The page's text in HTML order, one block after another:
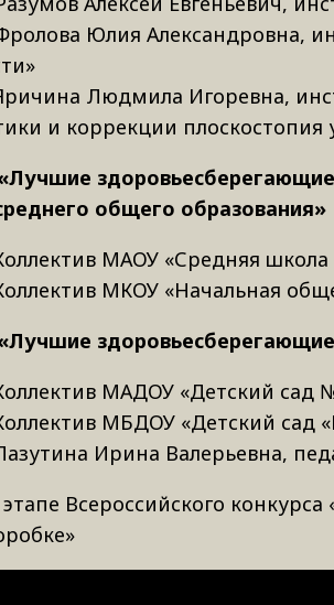
Юлия Александровна,
Людмила Игоревна,
и коррекции плоскостопия
общего образования»
МАОУ «Средняя
МКОУ «Начальная
здоровьесберегающие
МАДОУ «Детский сад
МБДОУ «Детский сад
Ирина Валерьевна,
Всероссийского